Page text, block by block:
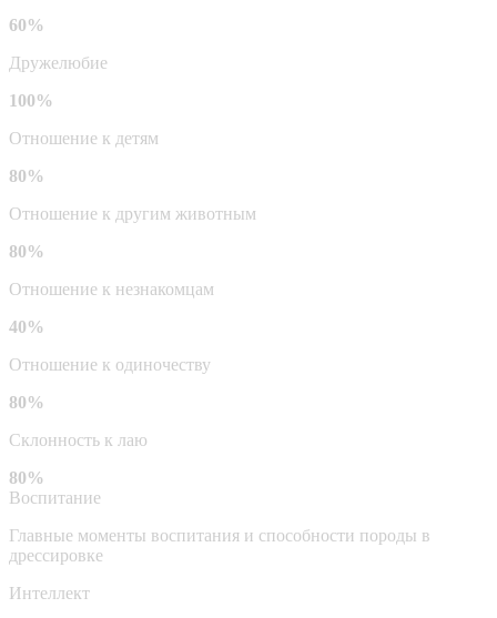
60%
Дружелюбие
100%
Отношение к детям
80%
Отношение к другим животным
80%
Отношение к незнакомцам
40%
Отношение к одиночеству
80%
Склонность к лаю
80%
Воспитание
Главные моменты воспитания и способности породы в
дрессировке
Интеллект